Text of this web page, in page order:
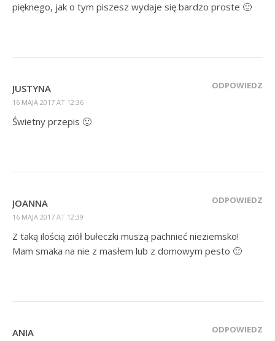
pięknego, jak o tym piszesz wydaje się bardzo proste 🙂
JUSTYNA
16 MAJA 2017 AT 12:36
ODPOWIEDZ
Świetny przepis 🙂
JOANNA
16 MAJA 2017 AT 12:39
ODPOWIEDZ
Z taką ilością ziół bułeczki muszą pachnieć nieziemsko!
Mam smaka na nie z masłem lub z domowym pesto 🙂
ANIA ODPOWIEDZ